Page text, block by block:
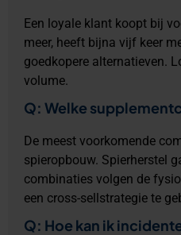
Een loyale klant koopt bij
meer, heeft bijna vijf keer
goedkopere alternatieven.
volume.
Q: Welke
De meest voorkomende
spieropbouw. Spierherstel
combinaties volgen de
een cross-sellstrategie te
Q: Hoe kan ik